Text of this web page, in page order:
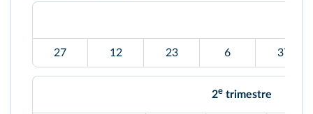
27 12 23 6 37
2e trimestre